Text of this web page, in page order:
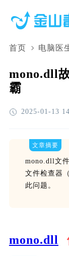
首页 电脑医
mono.dll
霸
2025-01-13
文章摘要
mono.dll文
文件检查器
此问题。
mono.dll